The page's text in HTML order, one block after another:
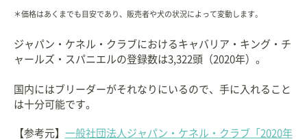
＊価格はあくまでも目安であり、販売者や犬の状況によって変動します。
ジャパン・ケネル・クラブにおけるキャバリア・キング・チ
ャールズ・スパニエルの登録数は3,322頭（2020年）。
国内にはブリーダーがそれなりにいるので、手に入れること
は十分可能です。
【参考元】 一般社団法人ジャパン・ケネル・クラブ「2020年